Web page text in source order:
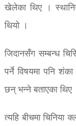
खेलेका थिए ।
थियो ।
जिदानसँग सम्बन्ध
पर्ने विषयमा पनि
छन् भन्ने बताएका थिए
त्यहि बीचमा चिनिया